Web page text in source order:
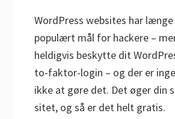
WordPress websites har
populært mål for hackere –
heldigvis beskytte dit
to-faktor-login – og der er
ikke at gøre det. Det øger din
sitet, og så er det helt gratis.